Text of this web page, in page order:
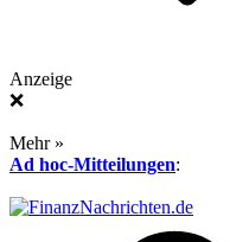
Anzeige
❌
Mehr »
Ad hoc-Mitteilungen: